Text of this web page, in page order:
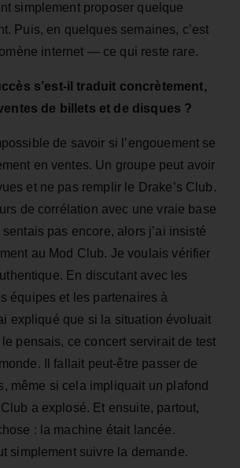
simplement proposer quelque
Puis, en quelques semaines, c’est
internet — ce qui reste rare.
s’est‑il traduit concrètement,
de billets et de disques ?
de savoir si l’engouement se
en ventes. Un groupe peut avoir
et ne pas remplir le Drake’s Club.
de corrélation avec une vraie base
pas encore, alors j’ai insisté
au Mod Club. Je voulais vérifier
En discutant avec les
équipes et les partenaires à
expliqué que si la situation évoluait
pensais, ce concert servirait de test
Il fallait peut‑être passer de
même si cela impliquait un plafond
a explosé. Et ensuite, partout,
: la machine était lancée.
simplement suivre la demande.